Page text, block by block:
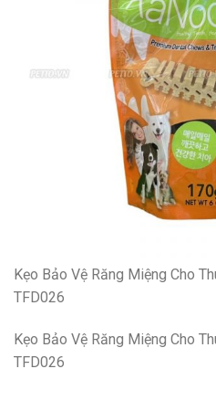
Kẹo Bảo Vệ Răng Miệng Cho
TFD026
Kẹo Bảo Vệ Răng Miệng Cho
TFD026